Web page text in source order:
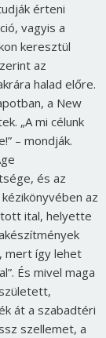
érteni
vagyis a
keresztül
az
halad előre.
a New
„A mi célunk
– mondják.
és az
az
ital, helyette
mert így lehet
És mivel maga
át a szabadtéri
szellemet, a